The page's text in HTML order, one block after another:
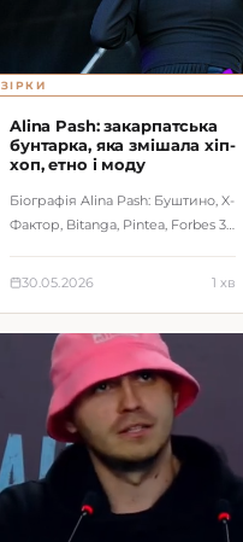
ЗІРКИ
Alina Pash: закарпатська
бунтарка, яка змішала хіп-
хоп, етно і моду
Біографія Alina Pash: Буштино, X-
Фактор, Bitanga, Pintea, Forbes 30
30.05.2026 1 хв